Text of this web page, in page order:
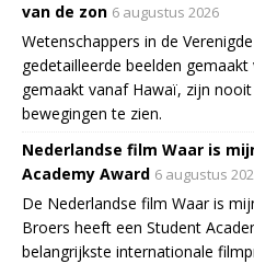
van de zon 6 augustus 2026
Wetenschappers in de
gedetailleerde beelden
gemaakt vanaf Hawaï, zijn
bewegingen te zien.
Nederlandse film Waar is
Academy Award 6 augustus
De Nederlandse film Waar is
Broers heeft een Student
belangrijkste internationale